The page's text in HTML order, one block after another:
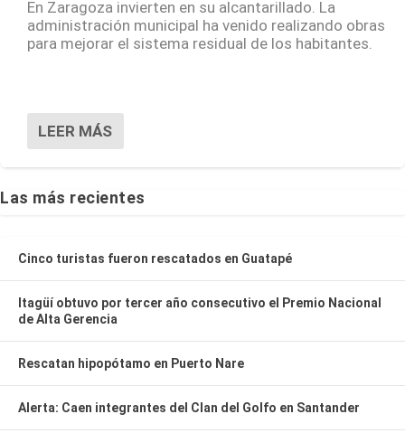
En Zaragoza invierten en su alcantarillado. La
administración municipal ha venido realizando obras
para mejorar el sistema residual de los habitantes.
LEER MÁS
Las más recientes
Cinco turistas fueron rescatados en Guatapé
Itagüí obtuvo por tercer año consecutivo el Premio Nacional
de Alta Gerencia
Rescatan hipopótamo en Puerto Nare
Alerta: Caen integrantes del Clan del Golfo en Santander